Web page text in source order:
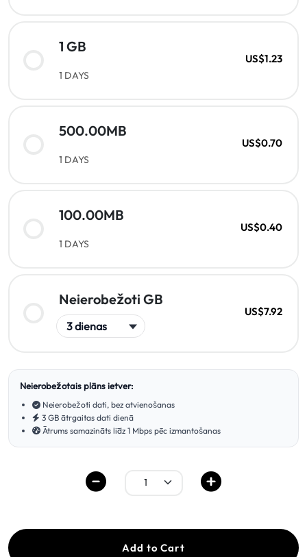
1 GB
1 DAYS
US$1.23
500.00MB
1 DAYS
US$0.70
100.00MB
1 DAYS
US$0.40
Neierobežoti GB
US$7.92
Neierobežotais plāns ietver:
Neierobežoti dati, bez atvienošanas
3 GB ātrgaitas dati dienā
Ātrums samazināts līdz 1 Mbps pēc izmantošanas
Add to Cart